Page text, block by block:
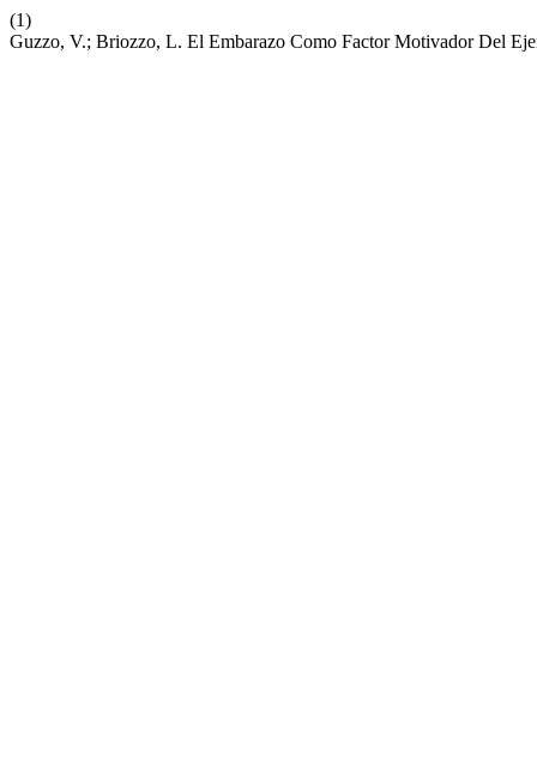
(1)
Guzzo, V.; Briozzo, L. El Embarazo Como Factor Motivador Del